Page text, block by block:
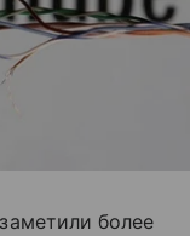
более